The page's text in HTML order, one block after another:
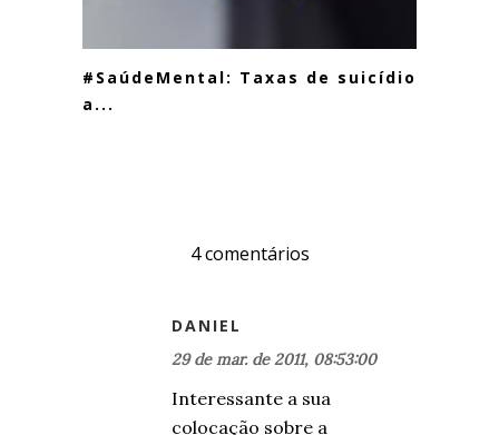
#SaúdeMental: Taxas de suicídio e
a...
4 comentários
DANIEL
29 de mar. de 2011, 08:53:00
Interessante a sua
colocação sobre a